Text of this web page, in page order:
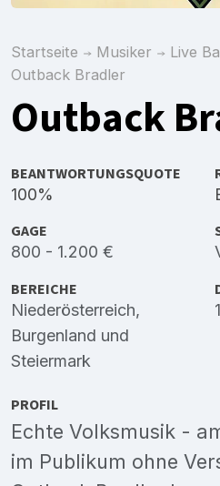
Startseite Musiker Live
Outback Bradler
Outback
BEANTWORTUNGSQUOTE
100%
GAGE
800 - 1.200 €
BEREICHE
Niederösterreich,
Burgenland und
Steiermark
PROFIL
Echte Volksmusik -
im Publikum ohne